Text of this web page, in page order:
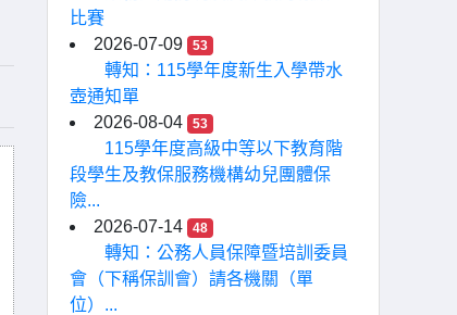
比賽
2026-07-09
53
轉知：115學年度新生入學帶水
壺通知單
2026-08-04
53
115學年度高級中等以下教育階
段學生及教保服務機構幼兒團體保
險...
2026-07-14
48
轉知：公務人員保障暨培訓委員
會（下稱保訓會）請各機關（單
位）...